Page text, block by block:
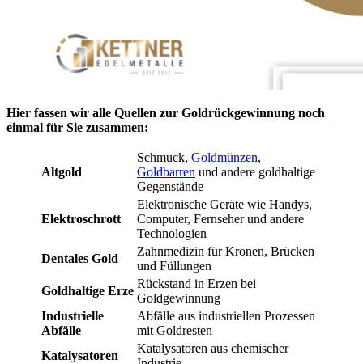
Hier fassen wir alle Quellen zur Goldrückgewinnung noch
einmal für Sie zusammen:
Altgold
Schmuck, Goldmünzen,
Goldbarren und andere goldhaltige
Gegenstände
Elektroschrott
Elektronische Geräte wie Handys,
Computer, Fernseher und andere
Technologien
Dentales Gold
Zahnmedizin für Kronen, Brücken
und Füllungen
Goldhaltige Erze
Rückstand in Erzen bei
Goldgewinnung
Industrielle
Abfälle
Abfälle aus industriellen Prozessen
mit Goldresten
Katalysatoren
Katalysatoren aus chemischer